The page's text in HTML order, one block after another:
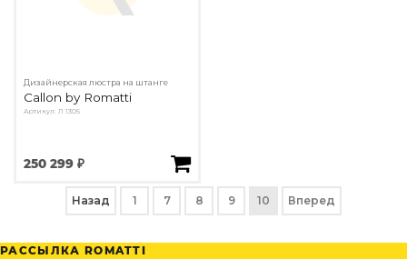
Дизайнерская люстра на штанге
Callon by Romatti
Артикул: Л 1305
250 299 ₽
Назад 1 7 8 9 10 Вперед
РАССЫЛКА ROMATTI